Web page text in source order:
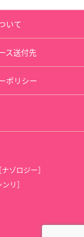
いて
ス送付先
ポリシー
ゾロジー］
リ］